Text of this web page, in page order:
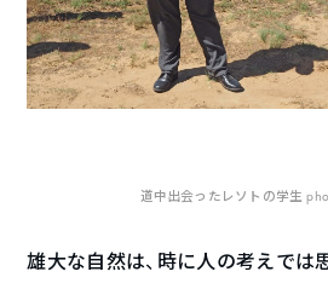
道中出会ったレソトの学生
雄大な自然は、時に人の考えでは